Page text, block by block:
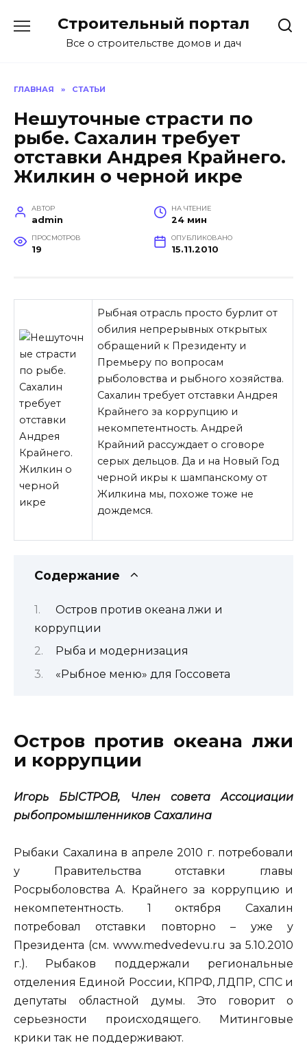
содержанию
Строительный портал
Все о строительстве домов и дач
ГЛАВНАЯ » СТАТЬИ
Нешуточные страсти по
рыбе. Сахалин требует
отставки Андрея Крайнего.
Жилкин о черной икре
АВТОР
admin
НА ЧТЕНИЕ
24 мин
ПРОСМОТРОВ
19
ОПУБЛИКОВАНО
15.11.2010
Рыбная отрасль просто бурлит от
обилия непрерывных открытых
обращений к Президенту и
Премьеру по вопросам
рыболовства и рыбного хозяйства.
Сахалин требует отставки Андрея
Крайнего за коррупцию и
некомпетентность. Андрей
Крайний рассуждает о сговоре
серых дельцов. Да и на Новый Год
черной икры к шампанскому от
Жилкина мы, похоже тоже не
дождемся.
Содержание
Остров против океана лжи и
коррупции
Рыба и модернизация
«Рыбное меню» для Госсовета
Остров против океана лжи
и коррупции
Игорь БЫСТРОВ, Член совета Ассоциации
рыбопромышленников Сахалина
Рыбаки Сахалина в апреле 2010 г. потребовали
у Правительства отставки главы
Росрыболовства А. Крайнего за коррупцию и
некомпетентность. 1 октября Сахалин
потребовал отставки повторно – уже у
Президента (см. www.medvedevu.ru за 5.10.2010
г.). Рыбаков поддержали региональные
отделения Единой России, КПРФ, ЛДПР, СПС и
депутаты областной думы. Это говорит о
серьезности происходящего. Митинговые
крики так не поддерживают.